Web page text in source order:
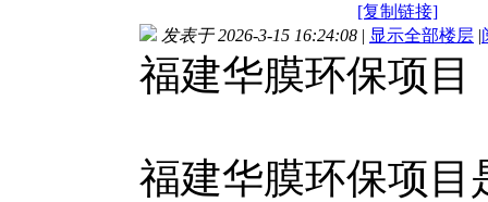
[复制链接]
发表于 2026-3-15 16:24:08 | 显示全部楼层 |
福建华膜环保项目
福建华膜环保项目